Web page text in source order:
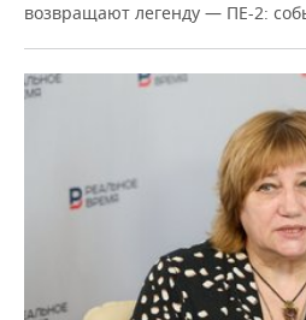
возвращают легенду — ПЕ-2: